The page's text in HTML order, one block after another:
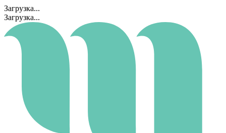
Загрузка...
Загрузка...